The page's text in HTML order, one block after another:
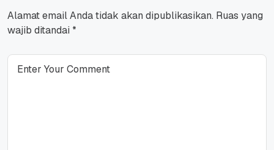
Alamat email Anda tidak akan dipublikasikan. Ruas yang
wajib ditandai *